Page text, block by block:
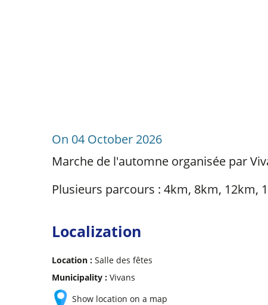
On 04 October 2026
Marche de l'automne organisée par
Plusieurs parcours : 4km, 8km, 12km,
Localization
Location : Salle des fêtes
Municipality : Vivans
Show location on a map